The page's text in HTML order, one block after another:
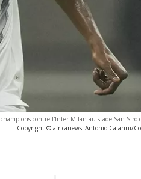
contre l'Inter Milan au stade San
Copyright © africanews Antonio Calanni/